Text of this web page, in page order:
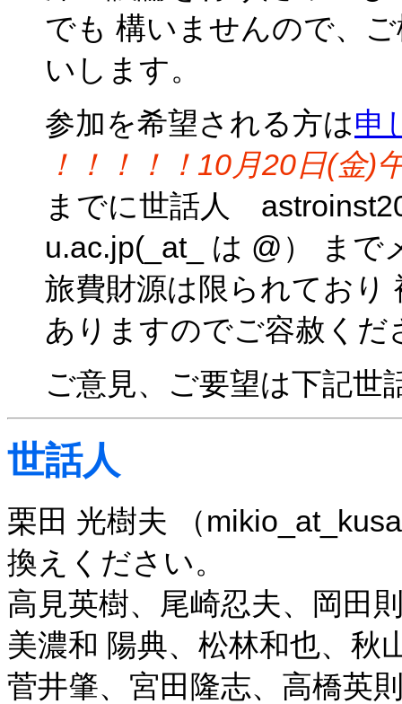
でも 構いませんので、
いします。
参加を希望される方は申
！！！！！10月20日(金)
までに世話人
u.ac.jp(_at_ は @） ま
旅費財源は限られており
ありますのでご容赦くだ
ご意見、ご要望は下記世
世話人
栗田 光樹夫 （
換えください。
高見英樹、尾崎忍夫、岡田
美濃和 陽典、松林和也、秋
菅井肇、宮田隆志、高橋英